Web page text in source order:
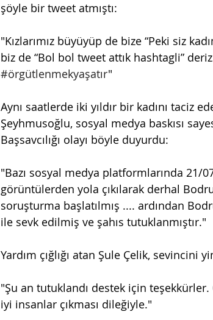
şöyle bir tweet atmıştı:
"Kızlarımız büyüyüp de bize “Peki siz
biz de “Bol bol tweet attık hashtagli”
#örgütlenmekyaşatır"
Aynı saatlerde iki yıldır bir kadını taciz
Şeyhmusoğlu, sosyal medya baskısı
Başsavcılığı olayı böyle duyurdu:
"Bazı sosyal medya platformlarında 21/
görüntülerden yola çıkılarak derhal
soruşturma başlatılmış .... ardından
ile sevk edilmiş ve şahıs tutuklanmıştır."
Yardım çığlığı atan Şule Çelik, sevincini
"Şu an tutuklandı destek için teşekkürler.
iyi insanlar çıkması dileğiyle."